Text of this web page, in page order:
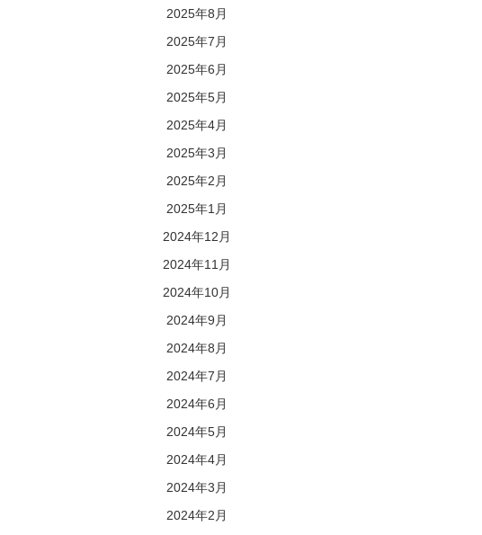
2025年8月
2025年7月
2025年6月
2025年5月
2025年4月
2025年3月
2025年2月
2025年1月
2024年12月
2024年11月
2024年10月
2024年9月
2024年8月
2024年7月
2024年6月
2024年5月
2024年4月
2024年3月
2024年2月